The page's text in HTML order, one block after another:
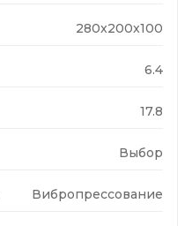
280x200x100
6.4
17.8
Выбор
Вибропрессование